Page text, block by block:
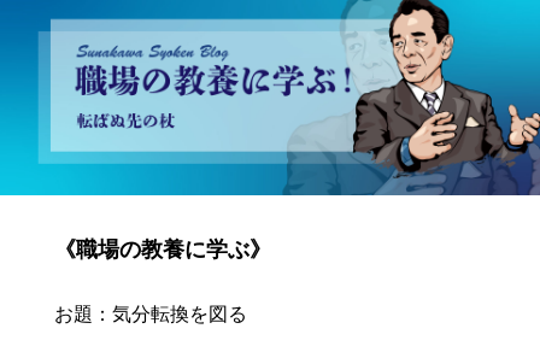
砂川昇建会長ブログ 職場の教養に学ぶ！～転ばぬ先の杖～
《職場の教養に学ぶ》
お題：気分転換を図る